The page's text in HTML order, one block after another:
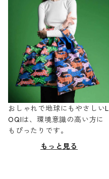
おしゃれで地球にもやさしいL
OQIは、環境意識の高い方に
もぴったりです。
もっと見る